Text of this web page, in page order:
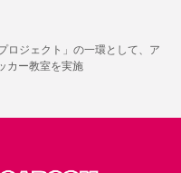
ロジェクト」の一環として、ア
カー教室を実施